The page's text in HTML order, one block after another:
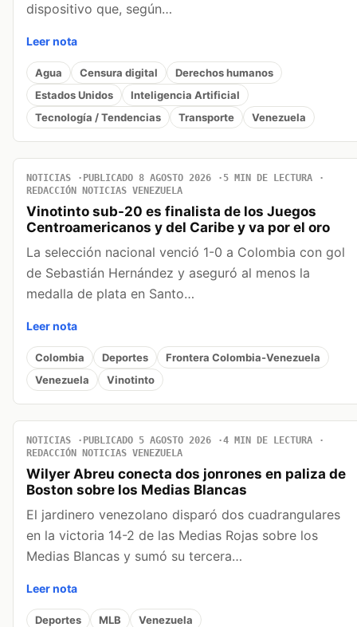
dispositivo que, según…
Leer nota
Agua Censura digital
Derechos humanos
Estados Unidos
Inteligencia Artificial
Tecnología / Tendencias
Transporte Venezuela
NOTICIAS PUBLICADO 8 AGOSTO 2026
5 MIN DE LECTURA
REDACCIÓN NOTICIAS VENEZUELA
Vinotinto sub-20 es finalista de los Juegos
Centroamericanos y del Caribe y va por el oro
La selección nacional venció 1-0 a Colombia con gol
de Sebastián Hernández y aseguró al menos la
medalla de plata en Santo…
Leer nota
Colombia Deportes
Frontera Colombia-Venezuela
Venezuela
Vinotinto
NOTICIAS PUBLICADO 5 AGOSTO 2026
4 MIN DE LECTURA
REDACCIÓN NOTICIAS VENEZUELA
Wilyer Abreu conecta dos jonrones en paliza de
Boston sobre los Medias Blancas
El jardinero venezolano disparó dos cuadrangulares
en la victoria 14-2 de las Medias Rojas sobre los
Medias Blancas y sumó su tercera…
Leer nota
Deportes MLB Venezuela